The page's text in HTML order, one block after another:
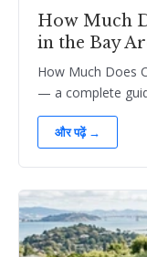
How Much
in the Bay
How Much Does
— a complete
और पढ़ें →